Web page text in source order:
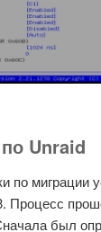
Unraid
по миграции
Процесс
был